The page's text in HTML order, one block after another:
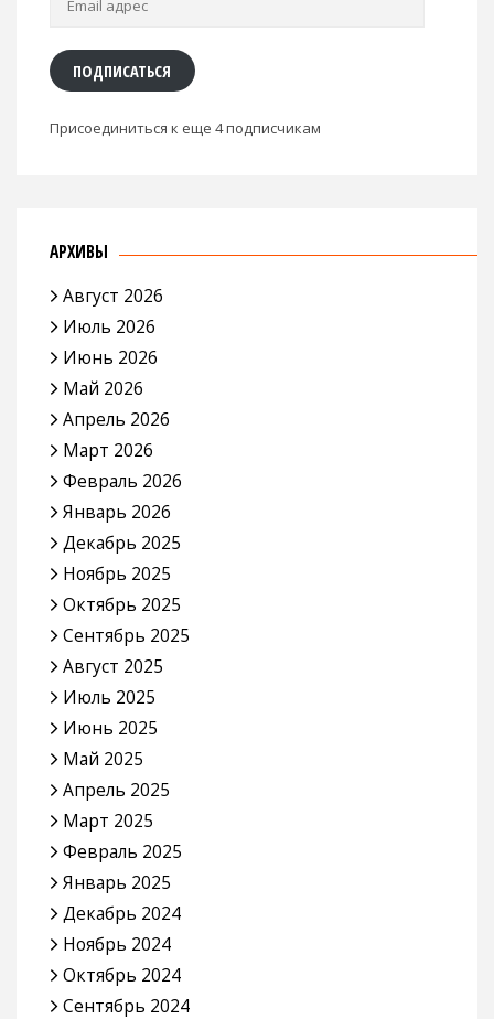
ПОДПИСАТЬСЯ
Присоединиться к еще 4 подписчикам
АРХИВЫ
Август 2026
Июль 2026
Июнь 2026
Май 2026
Апрель 2026
Март 2026
Февраль 2026
Январь 2026
Декабрь 2025
Ноябрь 2025
Октябрь 2025
Сентябрь 2025
Август 2025
Июль 2025
Июнь 2025
Май 2025
Апрель 2025
Март 2025
Февраль 2025
Январь 2025
Декабрь 2024
Ноябрь 2024
Октябрь 2024
Сентябрь 2024